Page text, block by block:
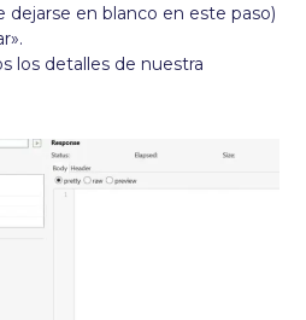
dejarse en blanco en este paso)
los detalles de nuestra